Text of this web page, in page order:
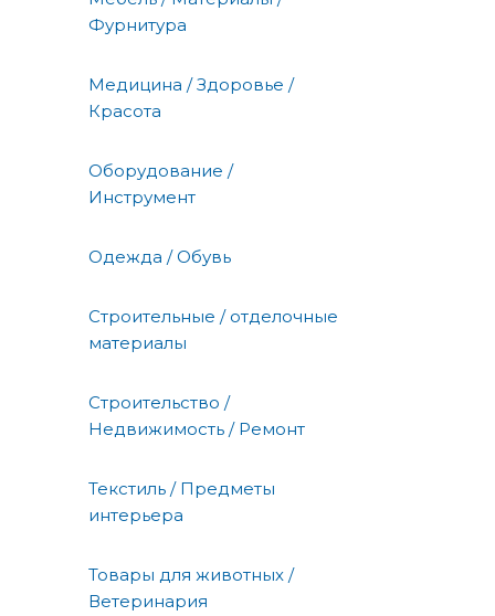
Фурнитура
Медицина / Здоровье /
Красота
Оборудование /
Инструмент
Одежда / Обувь
Строительные / отделочные
материалы
Строительство /
Недвижимость / Ремонт
Текстиль / Предметы
интерьера
Товары для животных /
Ветеринария